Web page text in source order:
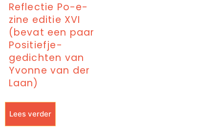
Reflectie Po-e-
zine editie XVI
(bevat een paar
Positiefje-
gedichten van
Yvonne van der
Laan)
Lees verder